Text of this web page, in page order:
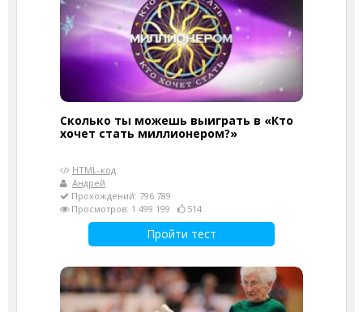
Сколько ты можешь выиграть в «Кто
хочет стать миллионером?»
HTML-код
Андрей
Прохождений: 796 789
Просмотров: 1 499 199
514
Пройти тест